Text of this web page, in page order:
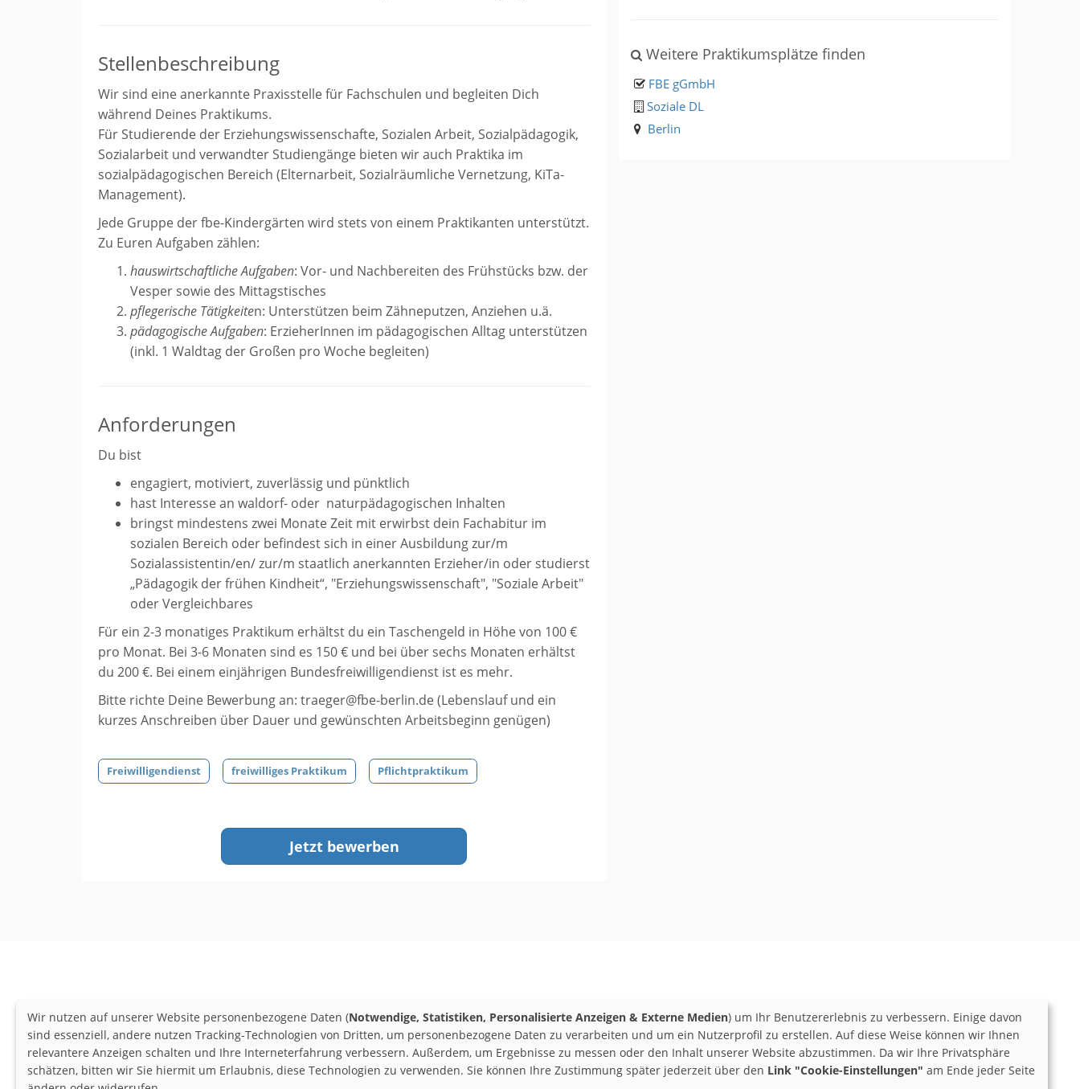
Stellenbeschreibung
Wir sind eine anerkannte Praxisstelle für Fachschulen und begleiten Dich
während Deines Praktikums.
Für Studierende der Erziehungswissenschafte, Sozialen Arbeit, Sozialpädagogik,
Sozialarbeit und verwandter Studiengänge bieten wir auch Praktika im
sozialpädagogischen Bereich (Elternarbeit, Sozialräumliche Vernetzung, KiTa-
Management).
Jede Gruppe der fbe-Kindergärten wird stets von einem Praktikanten unterstützt.
Zu Euren Aufgaben zählen:
hauswirtschaftliche Aufgaben: Vor- und Nachbereiten des Frühstücks bzw. der
Vesper sowie des Mittagstisches
pflegerische Tätigkeiten: Unterstützen beim Zähneputzen, Anziehen u.ä.
pädagogische Aufgaben: ErzieherInnen im pädagogischen Alltag unterstützen
(inkl. 1 Waldtag der Großen pro Woche begleiten)
Anforderungen
Du bist
engagiert, motiviert, zuverlässig und pünktlich
hast Interesse an waldorf- oder naturpädagogischen Inhalten
bringst mindestens zwei Monate Zeit mit erwirbst dein Fachabitur im
sozialen Bereich oder befindest sich in einer Ausbildung zur/m
Sozialassistentin/en/ zur/m staatlich anerkannten Erzieher/in oder studierst
„Pädagogik der frühen Kindheit“, "Erziehungswissenschaft", "Soziale Arbeit"
oder Vergleichbares
Für ein 2-3 monatiges Praktikum erhältst du ein Taschengeld in Höhe von 100 €
pro Monat. Bei 3-6 Monaten sind es 150 € und bei über sechs Monaten erhältst
du 200 €. Bei einem einjährigen Bundesfreiwilligendienst ist es mehr.
Bitte richte Deine Bewerbung an: traeger@fbe-berlin.de (Lebenslauf und ein
kurzes Anschreiben über Dauer und gewünschten Arbeitsbeginn genügen)
Freiwilligendienst freiwilliges Praktikum Pflichtpraktikum
Jetzt bewerben
Weitere Praktikumsplätze finden
FBE gGmbH
Soziale DL
Berlin
Wir nutzen auf unserer Website personenbezogene Daten (Notwendige, Statistiken, Personalisierte Anzeigen & Externe Medien) um Ihr Benutzererlebnis zu verbessern. Einige davon
sind essenziell, andere nutzen Tracking-Technologien von Dritten, um personenbezogene Daten zu verarbeiten und um ein Nutzerprofil zu erstellen. Auf diese Weise können wir Ihnen
relevantere Anzeigen schalten und Ihre Interneterfahrung verbessern. Außerdem, um Ergebnisse zu messen oder den Inhalt unserer Website abzustimmen. Da wir Ihre Privatsphäre
schätzen, bitten wir Sie hiermit um Erlaubnis, diese Technologien zu verwenden. Sie können Ihre Zustimmung später jederzeit über den Link "Cookie-Einstellungen" am Ende jeder Seite